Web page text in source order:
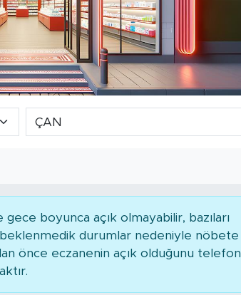
gece boyunca açık olmayabilir, bazıları
durumlar nedeniyle nöbete
önce eczanenin açık olduğunu telefon